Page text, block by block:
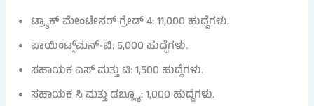
ಟ್ರ್ಯಾಕ್ ಮೇಂಟೇನರ್ ಗ್ರೇಡ್ 4: 11,000 ಹುದ್ದೆಗಳು.
ಪಾಯಿಂಟ್ಸ್‌ಮನ್-ಬಿ: 5,000 ಹುದ್ದೆಗಳು.
ಸಹಾಯಕ ಎಸ್ ಮತ್ತು ಟಿ: 1,500 ಹುದ್ದೆಗಳು.
ಸಹಾಯಕ ಸಿ ಮತ್ತು ಡಬ್ಲ್ಯೂ: 1,000 ಹುದ್ದೆಗಳು.